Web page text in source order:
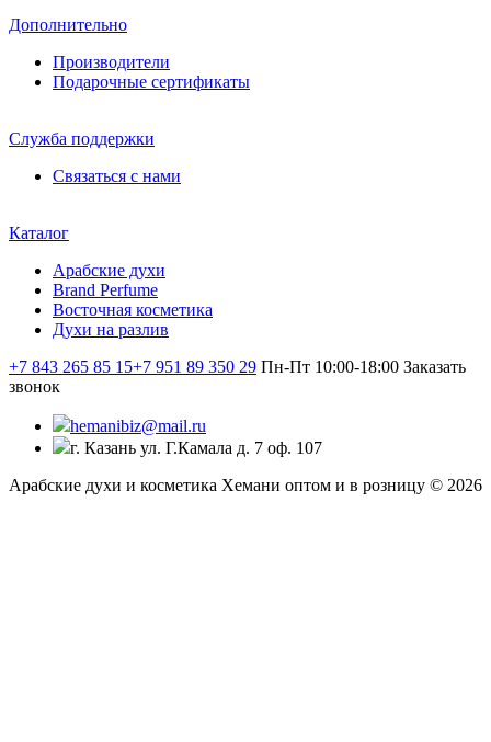
Дополнительно
Производители
Подарочные сертификаты
Служба поддержки
Связаться с нами
Каталог
Арабские духи
Brand Perfume
Восточная косметика
Духи на разлив
+7 843 265 85 15+7 951 89 350 29 Пн-Пт 10:00-18:00 Заказать
звонок
hemanibiz@mail.ru
г. Казань ул. Г.Камала д. 7 оф. 107
Арабские духи и косметика Хемани оптом и в розницу © 2026